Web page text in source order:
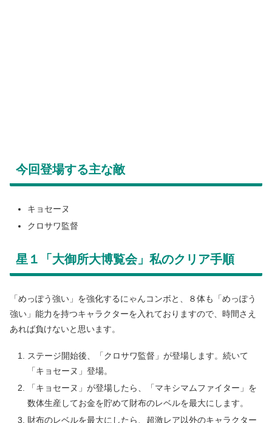
今回登場する主な敵
キョセーヌ
クロサワ監督
星１「大御所大博覧会」私のクリア手順
「めっぽう強い」を強化するにゃんコンボと、８体も「めっぽう
強い」能力を持つキャラクターを入れておりますので、時間さえ
あれば負けないと思います。
ステージ開始後、「クロサワ監督」が登場します。続いて
「キョセーヌ」登場。
「キョセーヌ」が登場したら、「マキシマムファイター」を
数体生産してお金を貯めて財布のレベルを最大にします。
財布のレベルを最大にしたら、超激レア以外のキャラクター